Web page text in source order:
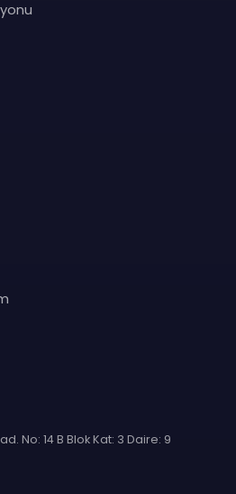
No: 14 B Blok Kat: 3 Daire: 9